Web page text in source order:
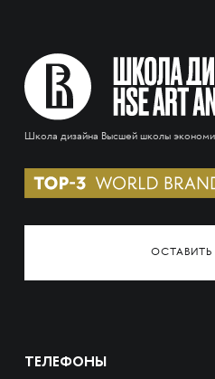
Школа дизайна Высшей школы
ОСТАВИТЬ
ТЕЛЕФОНЫ